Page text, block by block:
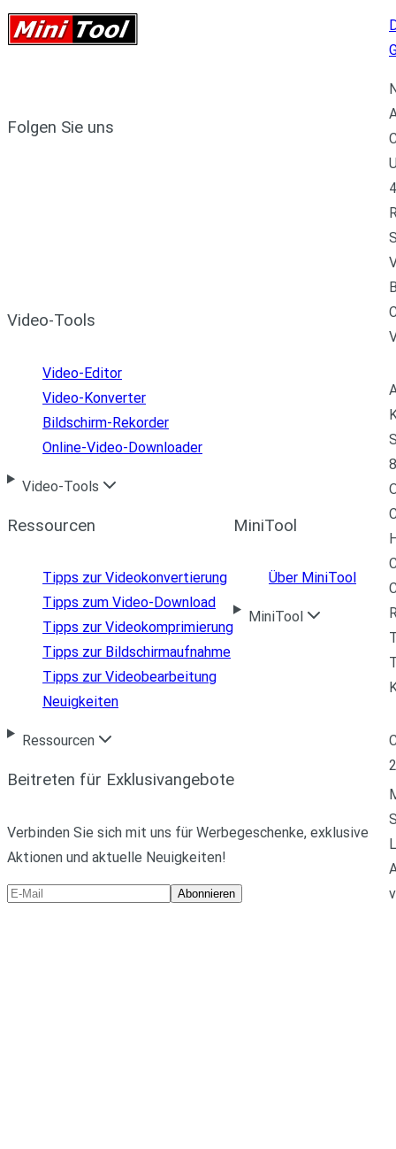
Folgen Sie uns
Video-Tools
Video-Editor
Video-Konverter
Bildschirm-Rekorder
Online-Video-Downloader
Video-Tools
Ressourcen
Tipps zur Videokonvertierung
Tipps zum Video-Download
Tipps zur Videokomprimierung
Tipps zur Bildschirmaufnahme
Tipps zur Videobearbeitung
Neuigkeiten
Ressourcen
MiniTool
Über MiniTool
MiniTool
Beitreten für Exklusivangebote
Verbinden Sie sich mit uns für Werbegeschenke, exklusive
Aktionen und aktuelle Neuigkeiten!
Abonnieren